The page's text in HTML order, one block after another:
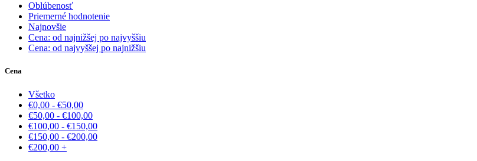
Oblúbenosť
Priemerné hodnotenie
Najnovšie
Cena: od najnižšej po najvyššiu
Cena: od najvyššej po najnižšiu
Cena
Všetko
€0,00 - €50,00
€50,00 - €100,00
€100,00 - €150,00
€150,00 - €200,00
€200,00 +